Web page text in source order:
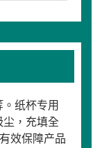
纸杯专用
，充填全
效保障产品